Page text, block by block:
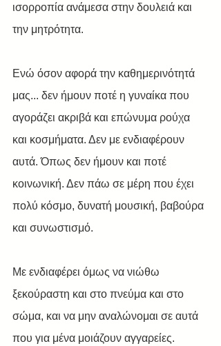
ισορροπία ανάμεσα στην δουλειά και
την μητρότητα.
Ενώ όσον αφορά την καθημερινότητά
μας... δεν ήμουν ποτέ η γυναίκα που
αγοράζει ακριβά και επώνυμα ρούχα
και κοσμήματα. Δεν με ενδιαφέρουν
αυτά. Όπως δεν ήμουν και ποτέ
κοινωνική. Δεν πάω σε μέρη που έχει
πολύ κόσμο, δυνατή μουσική, βαβούρα
και συνωστισμό.
Με ενδιαφέρει όμως να νιώθω
ξεκούραστη και στο πνεύμα και στο
σώμα, και να μην αναλώνομαι σε αυτά
που για μένα μοιάζουν αγγαρείες.